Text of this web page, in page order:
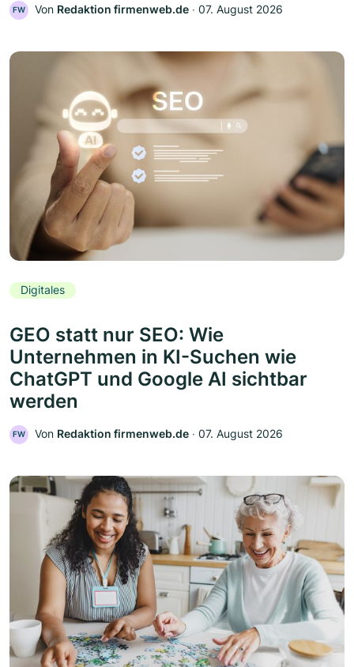
FW Von Redaktion firmenweb.de ‧ 07. August 2026
Digitales
GEO statt nur SEO: Wie
Unternehmen in KI-Suchen wie
ChatGPT und Google AI sichtbar
werden
FW Von Redaktion firmenweb.de ‧ 07. August 2026